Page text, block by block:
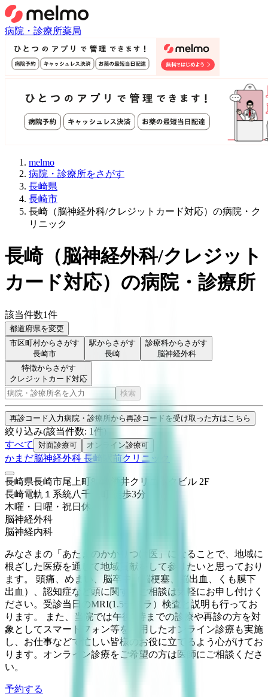
病院・診療所薬局
melmo
病院・診療所をさがす
長崎県
長崎市
長崎（脳神経外科/クレジットカード対応）の病院・ク
リニック
長崎（脳神経外科/クレジット
カード対応） の病院・診療所
該当件数1件
都道府県を変更
市区町村からさがす
長崎市
駅からさがす
長崎
診療科からさがす
脳神経外科
特徴からさがす
クレジットカード対応
検索
再診コード入力病院・診療所から再診コードを受け取った方はこちら
絞り込み(該当件数: 1件)
すべて
対面診療可 オンライン診療可
かまだ脳神経外科 長崎駅前クリニック
長崎県長崎市尾上町8-44 酒井クリニックビル 2F
長崎電軌１系統八千代町 徒歩3分
木曜・日曜・祝日 休み
脳神経外科
脳神経内科
みなさまの「あたまのかかりつけ医」になることで、地域に
根ざした医療を通じて地域貢献をして参りたいと思っており
ます。 頭痛、めまい、脳卒中（脳梗塞、脳出血、くも膜下
出血）、認知症など頭に関するご相談は気軽にお申し付けく
ださい。受診当日のMRI(1.5テスラ）検査と説明も行ってお
ります。 また、当院では午後7時までの診療や再診の方を対
象としてスマートフォン等を利用したオンライン診療も実施
し、お仕事などで忙しい皆様のお役に立てるよう心がけてお
ります。オンライン診療をご希望の方は医師にご相談くださ
い。
予約する